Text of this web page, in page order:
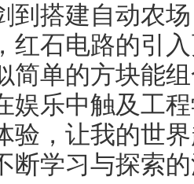
到搭建自动农
红石电路的引
简单的方块能
娱乐中触及工
验，让我的世
断学习与探索